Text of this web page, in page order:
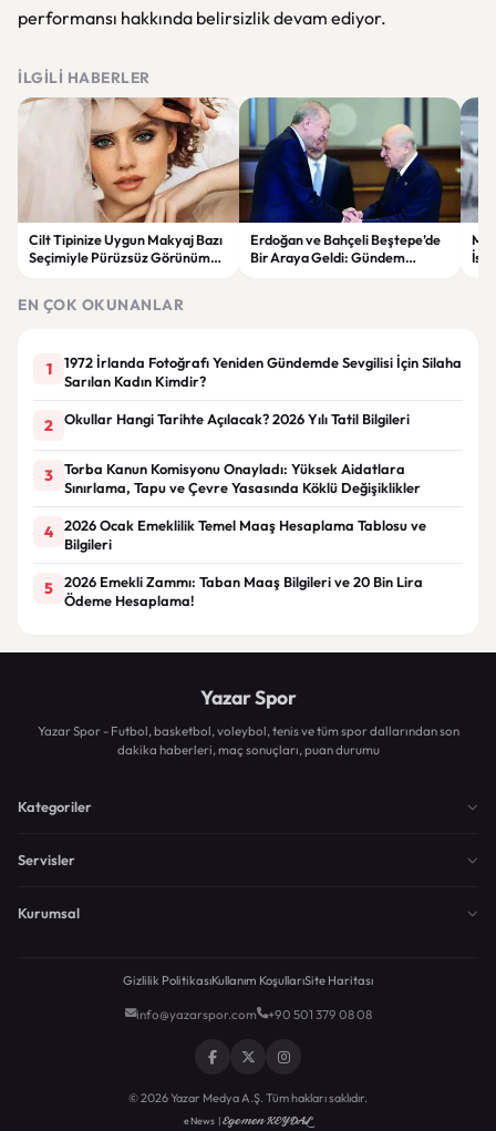
performansı hakkında belirsizlik devam ediyor.
İLGILI HABERLER
Cilt Tipinize Uygun Makyaj Bazı
Seçimiyle Pürüzsüz Görünümün
Erdoğan ve Bahçeli Beştepe’de
Bir Araya Geldi: Gündem
EN ÇOK OKUNANLAR
1
1972 İrlanda Fotoğrafı Yeniden Gündemde Sevgilisi İçin Silaha
Sarılan Kadın Kimdir?
2 Okullar Hangi Tarihte Açılacak? 2026 Yılı Tatil Bilgileri
3
Torba Kanun Komisyonu Onayladı: Yüksek Aidatlara
Sınırlama, Tapu ve Çevre Yasasında Köklü Değişiklikler
4
2026 Ocak Emeklilik Temel Maaş Hesaplama Tablosu ve
Bilgileri
5
2026 Emekli Zammı: Taban Maaş Bilgileri ve 20 Bin Lira
Ödeme Hesaplama!
Yazar Spor
Yazar Spor - Futbol, basketbol, voleybol, tenis ve tüm spor dallarından son
dakika haberleri, maç sonuçları, puan durumu
Kategoriler
Servisler
Kurumsal
Gizlilik PolitikasıKullanım KoşullarıSite Haritası
info@yazarspor.com +90 501 379 08 08
© 2026 Yazar Medya A.Ş. Tüm hakları saklıdır.
eNews |Egemen KEYDAL